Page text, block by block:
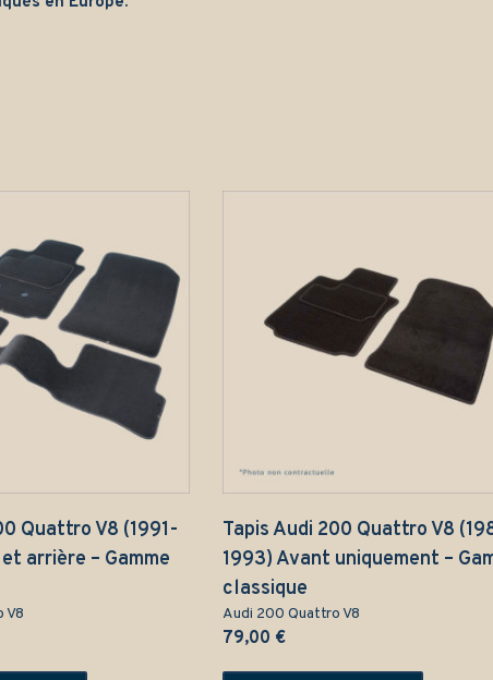
Quattro V8 (1991-
arrière – Gamme
V8
Tapis Audi 200 Quattro V8
1993) Avant uniquement –
classique
Audi 200 Quattro V8
79,00 €